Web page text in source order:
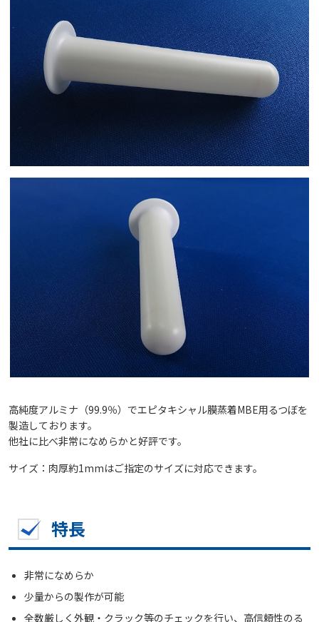
高純度アルミナ（99.9％）でエピタキシャル膜蒸着MBE用るつぼを
製造しております。
他社に比べ非常になめらかと好評です。
サイズ：肉厚約1mmはご指定のサイズに対応できます。
特長
非常になめらか
少量からの製作が可能
全数厳しく外観・クラック等のチェックを行い、高信頼性のる